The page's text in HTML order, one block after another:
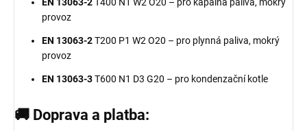
provoz
EN 13063-2T200 P1 W2 O20 – pro plynná paliva, mokrý
provoz
EN 13063-3T600 N1 D3 G20 – pro kondenzační kotle
🚚 Doprava a platba: